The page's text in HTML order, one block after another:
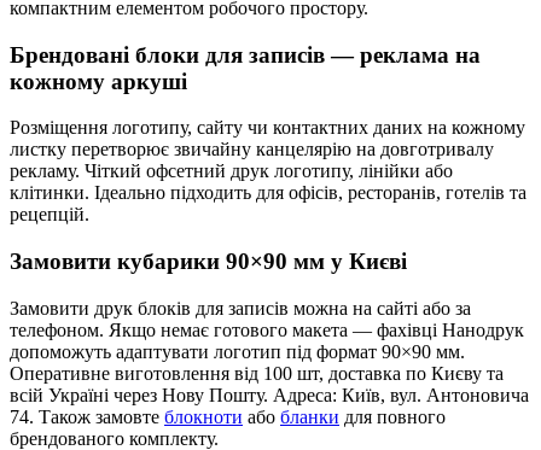
компактним елементом робочого простору.
Брендовані блоки для записів — реклама на
кожному аркуші
Розміщення логотипу, сайту чи контактних даних на кожному
листку перетворює звичайну канцелярію на довготривалу
рекламу. Чіткий офсетний друк логотипу, лінійки або
клітинки. Ідеально підходить для офісів, ресторанів, готелів та
рецепцій.
Замовити кубарики 90×90 мм у Києві
Замовити друк блоків для записів можна на сайті або за
телефоном. Якщо немає готового макета — фахівці Нанодрук
допоможуть адаптувати логотип під формат 90×90 мм.
Оперативне виготовлення від 100 шт, доставка по Києву та
всій Україні через Нову Пошту. Адреса: Київ, вул. Антоновича
74. Також замовте блокноти або бланки для повного
брендованого комплекту.